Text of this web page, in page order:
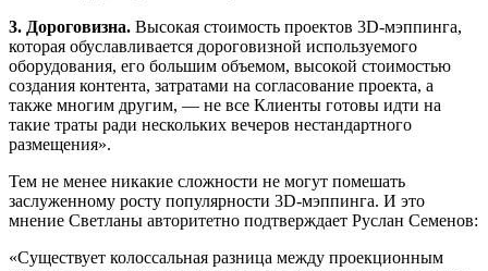
3. Дороговизна. Высокая стоимость проектов 3D-мэппинга,
которая обуславливается дороговизной используемого
оборудования, его большим объемом, высокой стоимостью
создания контента, затратами на согласование проекта, а
также многим другим, — не все Клиенты готовы идти на
такие траты ради нескольких вечеров нестандартного
размещения».
Тем не менее никакие сложности не могут помешать
заслуженному росту популярности 3D-мэппинга. И это
мнение Светланы авторитетно подтверждает Руслан Семенов:
«Существует колоссальная разница между проекционным